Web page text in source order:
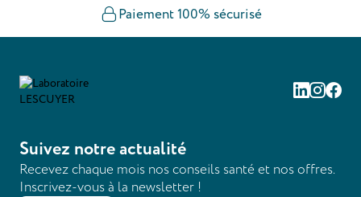
Paiement 100% sécurisé
Linkedin
Suivez notre actualité
Recevez chaque mois nos conseils santé et nos offres.
Inscrivez-vous à la newsletter !